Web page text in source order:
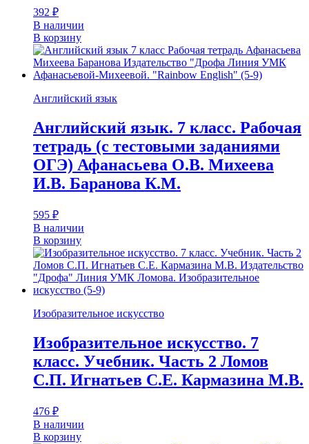
392 ₽
В наличии
В корзину
Английский язык
Английский язык. 7 класс. Рабочая
тетрадь (с тестовыми заданиями
ОГЭ) Афанасьева О.В. Михеева
И.В. Баранова К.М.
595 ₽
В наличии
В корзину
Изобразительное искусство
Изобразительное искусство. 7
класс. Учебник. Часть 2 Ломов
С.П. Игнатьев С.Е. Кармазина М.В.
476 ₽
В наличии
В корзину